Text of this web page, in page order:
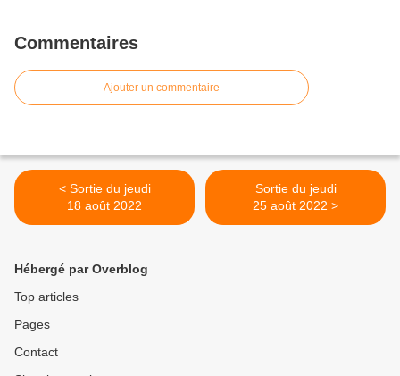
Commentaires
Ajouter un commentaire
< Sortie du jeudi
18 août 2022
Sortie du jeudi
25 août 2022 >
Hébergé par Overblog
Top articles
Pages
Contact